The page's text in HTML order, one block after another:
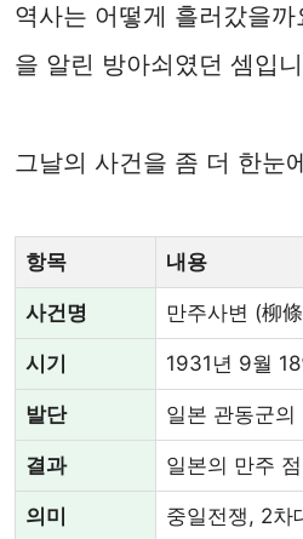
역사는 어떻게 흘러갔을
을 알린 방아쇠였던 셈입
그날의 사건을 좀 더 한눈
항목 내용
사건명 만주사변 (柳
시기 1931년 9월
발단 일본 관동군의
결과 일본의 만주
의미 중일전쟁, 2차